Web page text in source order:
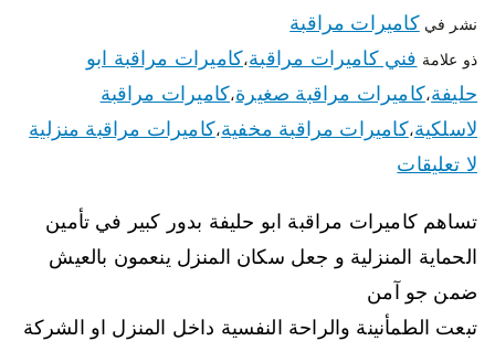
نشر في كاميرات مراقبة
ذو علامة فني كاميرات مراقبة،كاميرات مراقبة ابو
حليفة،كاميرات مراقبة صغيرة،كاميرات مراقبة
لاسلكية،كاميرات مراقبة مخفية،كاميرات مراقبة منزلية
لا تعليقات
تساهم كاميرات مراقبة ابو حليفة بدور كبير في تأمين
الحماية المنزلية و جعل سكان المنزل ينعمون بالعيش
ضمن جو آمن
تبعت الطمأنينة والراحة النفسية داخل المنزل او الشركة